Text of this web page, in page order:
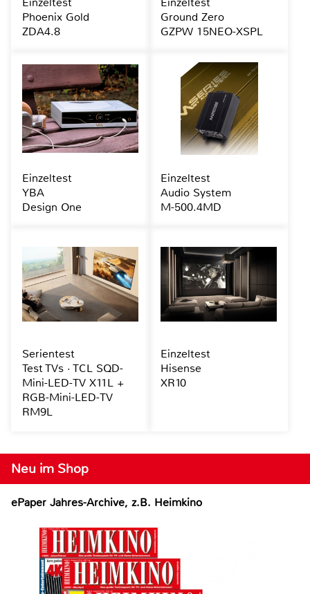
Neu im Shop
ePaper Jahres-Archive, z.B. Heimkino
Phoenix Gold
ZDA4.8
Ground Zero
GZPW 15NEO-XSPL
Einzeltest
YBA
Design One
Einzeltest
Audio System
M-500.4MD
Serientest
Test TVs · TCL SQD-
Mini-LED-TV X11L +
RGB-Mini-LED-TV
RM9L
Einzeltest
Hisense
XR10